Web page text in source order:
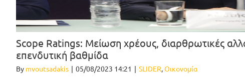
Scope Ratings: Μείωση χρέους, διαρθρωτικές
επενδυτική βαθμίδα
By mvoutsadakis | 05/08/2023 14:21 | SLIDER,Οικονομία